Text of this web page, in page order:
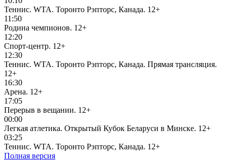
Теннис. WTA. Торонто Рэпторс, Канада. 12+
11:50
Родина чемпионов. 12+
12:20
Спорт-центр. 12+
12:30
Теннис. WTA. Торонто Рэпторс, Канада. Прямая трансляция.
12+
16:30
Арена. 12+
17:05
Перерыв в вещании. 12+
00:00
Легкая атлетика. Открытый Кубок Беларуси в Минске. 12+
03:25
Теннис. WTA. Торонто Рэпторс, Канада. 12+
Полная версия